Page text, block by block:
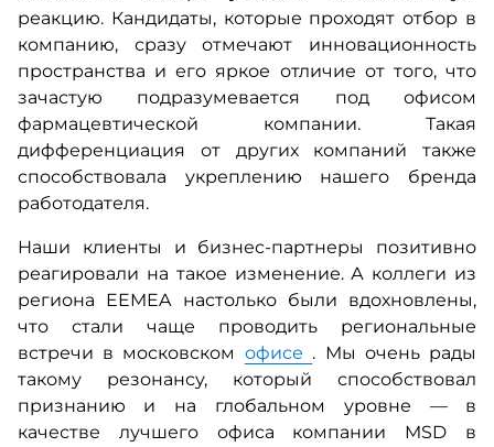
реакцию. Кандидаты, которые проходят отбор в
компанию, сразу отмечают инновационность
пространства и его яркое отличие от того, что
зачастую подразумевается под офисом
фармацевтической компании. Такая
дифференциация от других компаний также
способствовала укреплению нашего бренда
работодателя.
Наши клиенты и бизнес-партнеры позитивно
реагировали на такое изменение. А коллеги из
региона EEMEA настолько были вдохновлены,
что стали чаще проводить региональные
встречи в московском офисе . Мы очень рады
такому резонансу, который способствовал
признанию и на глобальном уровне — в
качестве лучшего офиса компании MSD в